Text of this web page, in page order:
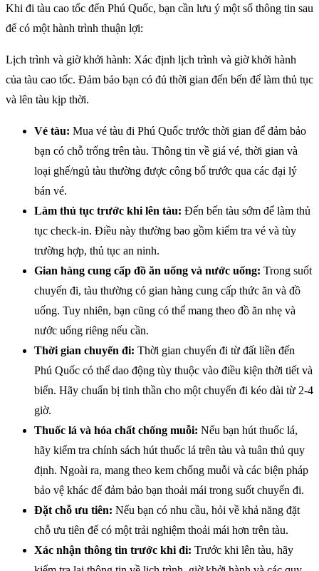
Khi đi tàu cao tốc đến Phú Quốc, bạn cần lưu ý một số thông tin sau
để có một hành trình thuận lợi:
Lịch trình và giờ khởi hành: Xác định lịch trình và giờ khởi hành
của tàu cao tốc. Đảm bảo bạn có đủ thời gian đến bến để làm thủ tục
và lên tàu kịp thời.
Vé tàu: Mua vé tàu đi Phú Quốc trước thời gian để đảm bảo
bạn có chỗ trống trên tàu. Thông tin về giá vé, thời gian và
loại ghế/ngủ tàu thường được công bố trước qua các đại lý
bán vé.
Làm thủ tục trước khi lên tàu: Đến bến tàu sớm để làm thủ
tục check-in. Điều này thường bao gồm kiểm tra vé và tùy
trường hợp, thủ tục an ninh.
Gian hàng cung cấp đồ ăn uống và nước uống: Trong suốt
chuyến đi, tàu thường có gian hàng cung cấp thức ăn và đồ
uống. Tuy nhiên, bạn cũng có thể mang theo đồ ăn nhẹ và
nước uống riêng nếu cần.
Thời gian chuyến đi: Thời gian chuyến đi từ đất liền đến
Phú Quốc có thể dao động tùy thuộc vào điều kiện thời tiết và
biển. Hãy chuẩn bị tinh thần cho một chuyến đi kéo dài từ 2-4
giờ.
Thuốc lá và hóa chất chống muỗi: Nếu bạn hút thuốc lá,
hãy kiểm tra chính sách hút thuốc lá trên tàu và tuân thủ quy
định. Ngoài ra, mang theo kem chống muỗi và các biện pháp
bảo vệ khác để đảm bảo bạn thoải mái trong suốt chuyến đi.
Đặt chỗ ưu tiên: Nếu bạn có nhu cầu, hỏi về khả năng đặt
chỗ ưu tiên để có một trải nghiệm thoải mái hơn trên tàu.
Xác nhận thông tin trước khi đi: Trước khi lên tàu, hãy